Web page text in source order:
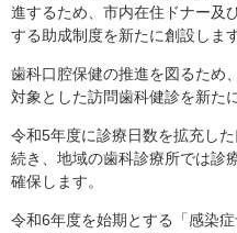
進するため、市内在住ドナー及
する助成制度を新たに創設します
歯科口腔保健の推進を図るため
対象とした訪問歯科健診を新た
令和5年度に診療日数を拡充し
続き、地域の歯科診療所では診
確保します。
令和6年度を始期とする「感染